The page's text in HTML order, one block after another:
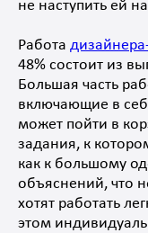
не наступить ей
Работа
48% состоит из
Большая часть
включающие в
может пойти в
задания, к
как к большому
объяснений, что
хотят работать
этом